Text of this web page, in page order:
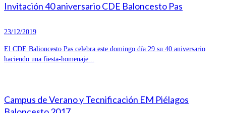
Invitación 40 aniversario CDE Baloncesto Pas
23/12/2019
El CDE Balioncesto Pas celebra este domingo día 29 su 40 aniversario
haciendo una fiesta-homenaje...
Campus de Verano y Tecnificación EM Piélagos